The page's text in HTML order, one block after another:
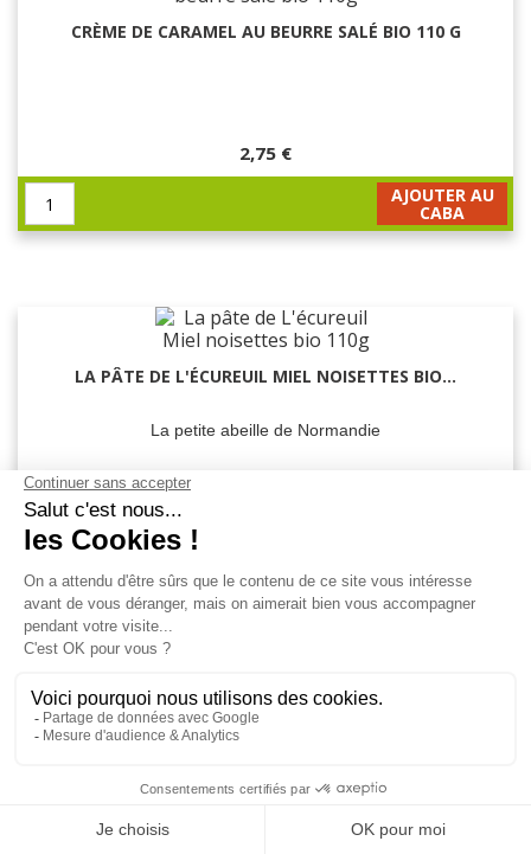
CRÈME DE CARAMEL AU BEURRE SALÉ BIO 110 G
2,75 €
AJOUTER AU
CABA
LA PÂTE DE L'ÉCUREUIL MIEL NOISETTES BIO...
La petite abeille de Normandie
SIROP D'ÉRABLE BIO 250 ML
OK, accept all
Deny all cookies Personalize